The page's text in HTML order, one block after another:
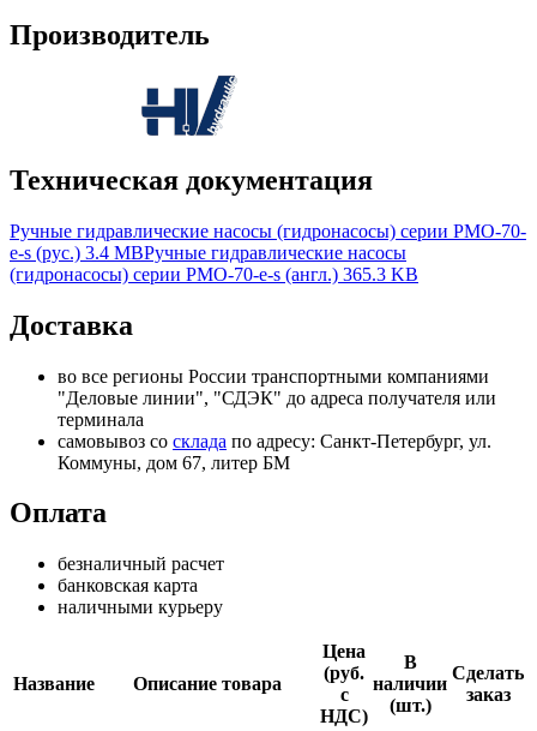
Производитель
Техническая документация
Ручные гидравлические насосы (гидронасосы) серии PMO-70-
e-s (рус.) 3.4 MBРучные гидравлические насосы
(гидронасосы) серии PMO-70-e-s (англ.) 365.3 KB
Доставка
во все регионы России транспортными компаниями
"Деловые линии", "СДЭК" до адреса получателя или
терминала
самовывоз со склада по адресу: Санкт-Петербург, ул.
Коммуны, дом 67, литер БМ
Оплата
безналичный расчет
банковская карта
наличными курьеру
Название Описание товара
Цена
(руб.
с
НДС)
В
наличии
(шт.)
Сделать
заказ